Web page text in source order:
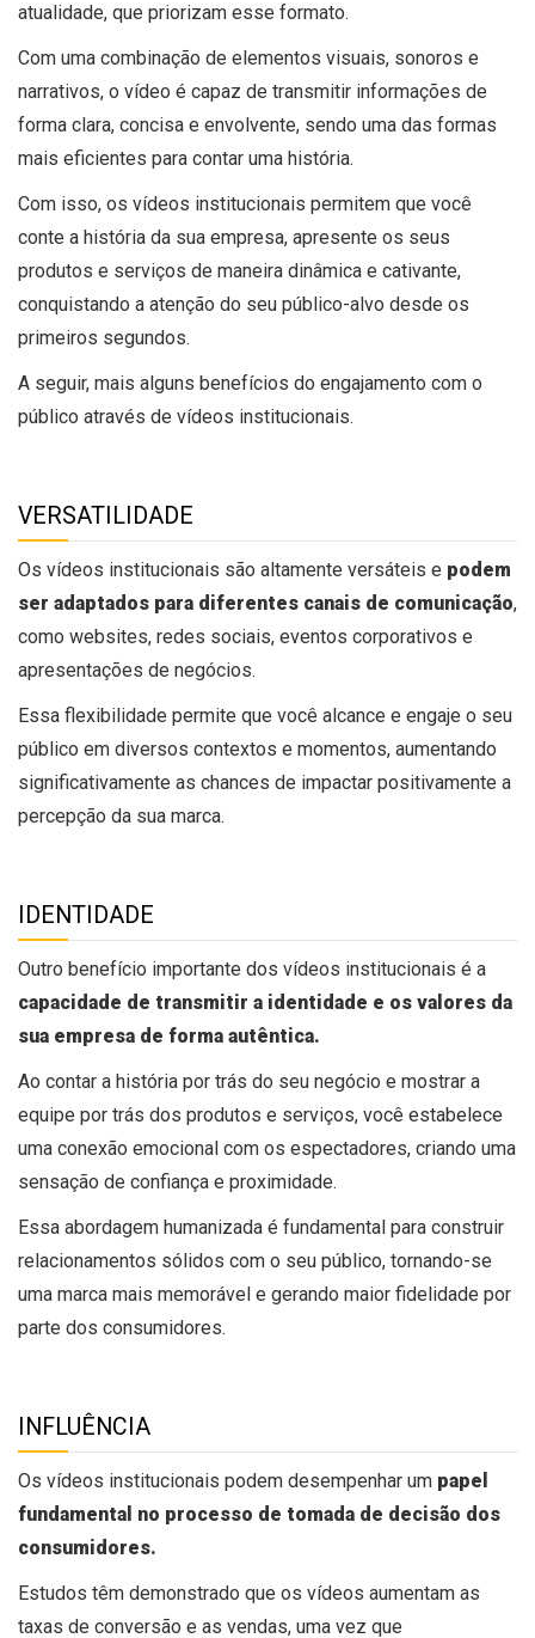
atualidade, que priorizam esse formato.
Com uma combinação de elementos visuais, sonoros e
narrativos, o vídeo é capaz de transmitir informações de
forma clara, concisa e envolvente, sendo uma das formas
mais eficientes para contar uma história.
Com isso, os vídeos institucionais permitem que você
conte a história da sua empresa, apresente os seus
produtos e serviços de maneira dinâmica e cativante,
conquistando a atenção do seu público-alvo desde os
primeiros segundos.
A seguir, mais alguns benefícios do engajamento com o
público através de vídeos institucionais.
VERSATILIDADE
Os vídeos institucionais são altamente versáteis e podem
ser adaptados para diferentes canais de comunicação,
como websites, redes sociais, eventos corporativos e
apresentações de negócios.
Essa flexibilidade permite que você alcance e engaje o seu
público em diversos contextos e momentos, aumentando
significativamente as chances de impactar positivamente a
percepção da sua marca.
IDENTIDADE
Outro benefício importante dos vídeos institucionais é a
capacidade de transmitir a identidade e os valores da
sua empresa de forma autêntica.
Ao contar a história por trás do seu negócio e mostrar a
equipe por trás dos produtos e serviços, você estabelece
uma conexão emocional com os espectadores, criando uma
sensação de confiança e proximidade.
Essa abordagem humanizada é fundamental para construir
relacionamentos sólidos com o seu público, tornando-se
uma marca mais memorável e gerando maior fidelidade por
parte dos consumidores.
INFLUÊNCIA
Os vídeos institucionais podem desempenhar um papel
fundamental no processo de tomada de decisão dos
consumidores.
Estudos têm demonstrado que os vídeos aumentam as
taxas de conversão e as vendas, uma vez que